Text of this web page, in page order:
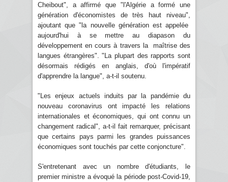
Cheibout", a affirmé que "l'Algérie a formé une
génération d'économistes de très haut niveau",
ajoutant que "la nouvelle génération est appelée
aujourd'hui à se mettre au diapason du
développement en cours à travers la maîtrise des
langues étrangères". "La plupart des rapports sont
désormais rédigés en anglais, d'où l'impératif
d'apprendre la langue", a-t-il soutenu.
"Les enjeux actuels induits par la pandémie du
nouveau coronavirus ont impacté les relations
internationales et économiques, qui ont connu un
changement radical", a-t-il fait remarquer, précisant
que certains pays parmi les grandes puissances
économiques sont touchés par cette conjoncture".
S'entretenant avec un nombre d'étudiants, le
premier ministre a évoqué la période post-Covid-19,